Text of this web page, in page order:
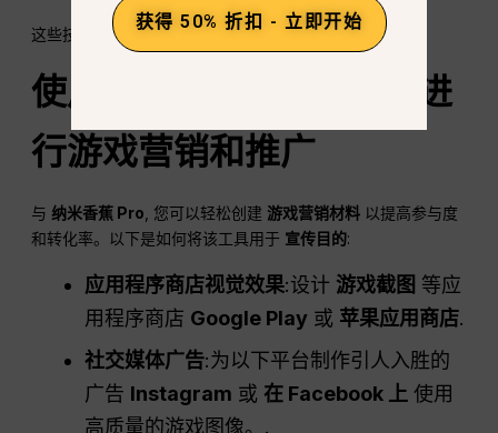
这些技巧将帮助你生成的截图看起来更精致、更专业。.
使用 Nano Banana Pro 进
行游戏营销和推广
与 纳米香蕉 Pro , 您可以轻松创建 游戏营销材料 以提高参与度
和转化率。以下是如何将该工具用于 宣传目的:
应用程序商店视觉效果:设计 游戏截图 等应
用程序商店 Google Play 或 苹果应用商店.
社交媒体广告:为以下平台制作引人入胜的
广告 Instagram 或 在 Facebook 上 使用
高质量的游戏图像。.
获得 50% 折扣 - 立即开始